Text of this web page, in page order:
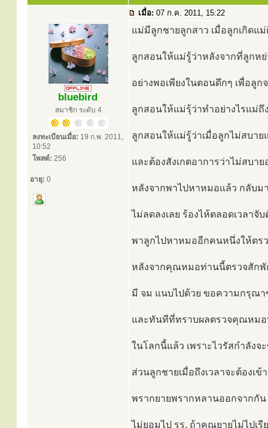
เมื่อ: 07 ก.ค. 2011, 15:22
bluebird
สมาชิก ระดับ 4
ลงทะเบียนเมื่อ: 19 ก.พ. 2011,
10:52
โพสต์: 256
อายุ: 0
แม่มีลูกชายลูกสาว เมื่อลูกเกิดแ
ลูกสอนให้แม่รู้ว่าหลังจากที่ลูกห
อย่างพอเพียงในตอนดึกๆ เพื่อลู
ลูกสอนให้แม่รุ้ว่าทำอย่างไรแม่ถึ
ลูกสอนให้แม่รู้ว่าเมื่อลูกไม่สบาย
และต้องสังเกตอาการว่าไม่สบา
หลังจากพาไปหาหมอแล้ว กลับม
ไม่ลดลงเลย ร้องไห้ตลอดเวลาจั
พาลูกไปหาหมออีกคนหนึ่งให้ตร
หลังจากคุณหมอท่านนี้ตรวจสักพั
มี จม แนบไปด้วย ขอความกรุณ
และทันทีที่ทราบผลตรวจคุณหมอ
ในโลกนี้แล้ว เพราะไวรัสกำลังจ
ส่วนลูกชายเมื่อถึงเวลาจะต้องเ
พรากยายพรากหลานออกจาก
ไม่ยอมไป รร. ถ้าคุณยายไม่ไปเ